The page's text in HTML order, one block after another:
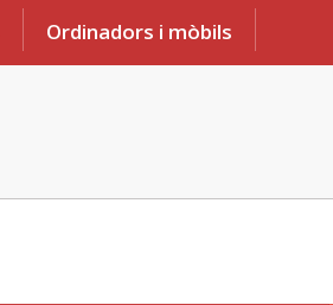
Ordinadors i mòbils